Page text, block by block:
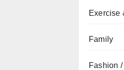
Exercise
Family
Fashion